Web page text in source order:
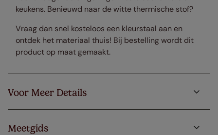
keukens. Benieuwd naar de witte thermische stof?
Vraag dan snel kosteloos een kleurstaal aan en
ontdek het materiaal thuis! Bij bestelling wordt dit
product op maat gemaakt.
Voor Meer Details
Meetgids